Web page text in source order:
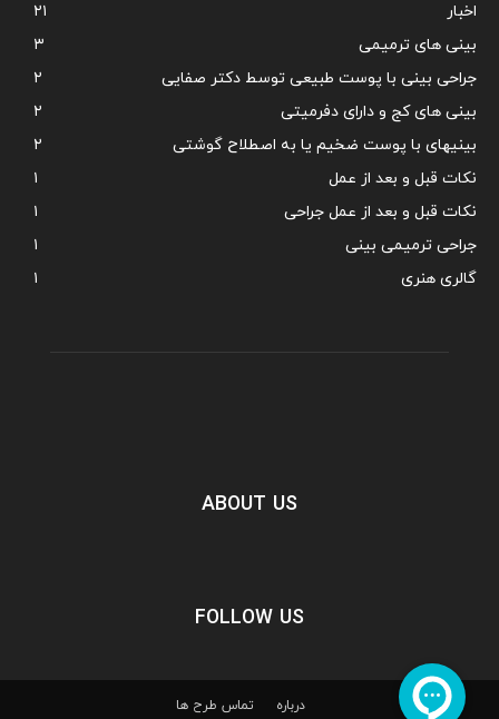
اخبار
۲۱
بینی های ترمیمی
۳
جراحی بینی با پوست طبیعی توسط دکتر صفایی
۲
بینی های کج و دارای دفرمیتی
۲
بینیهای با پوست ضخیم یا به اصطلاح گوشتی
۲
نکات قبل و بعد از عمل
۱
نکات قبل و بعد از عمل جراحی
۱
جراحی ترمیمی بینی
۱
گالری هنری
۱
ABOUT US
FOLLOW US
درباره تماس طرح ها